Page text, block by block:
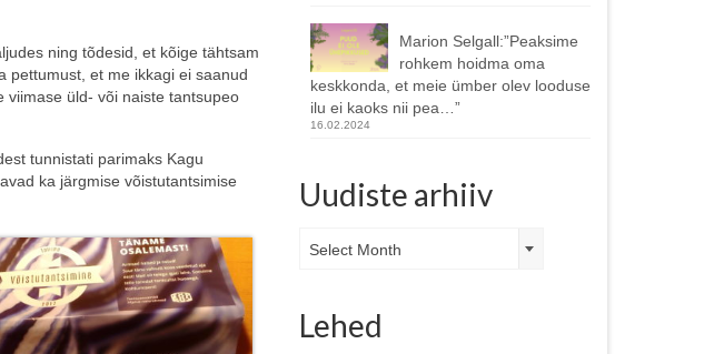
ning tõdesid, et kõige tähtsam
pettumust, et me ikkagi ei saanud
viimase üld- või naiste tantsupeo
tunnistati parimaks Kagu
ka järgmise võistutantsimise
Marion Selgall:”Peaksime
rohkem hoidma oma
keskkonda, et meie ümber olev looduse
ilu ei kaoks nii pea…”
16.02.2024
Uudiste arhiiv
arhiiv
Select Month
Lehed